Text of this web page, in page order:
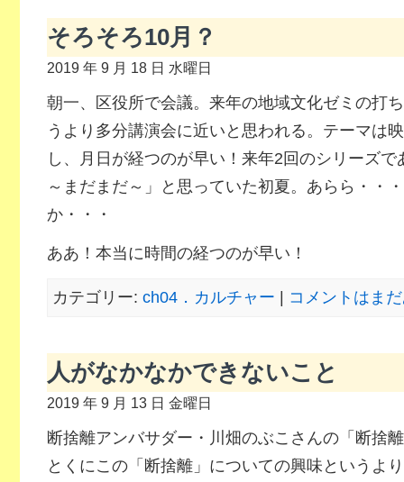
そろそろ10月？
2019 年 9 月 18 日 水曜日
朝一、区役所で会議。来年の地域文化ゼミの打
うより多分講演会に近いと思われる。テーマは
し、月日が経つのが早い！来年2回のシリーズ
～まだまだ～」と思っていた初夏。あらら・・
か・・・
ああ！本当に時間の経つのが早い！
カテゴリー: ch04．カルチャー コメントはま
人がなかなかできないこと
2019 年 9 月 13 日 金曜日
断捨離アンバサダー・川畑のぶこさんの「断捨
とくにこの「断捨離」についての興味というよ